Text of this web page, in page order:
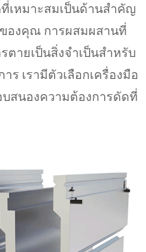
ที่เหมาะสมเป็นด้านสําคัญ
องคุณ การผสมผสานที่
ตายเป็นสิ่งจำเป็นสำหรับ
ร เรามีตัวเลือกเครื่องมือ
สนองความต้องการดัดที่